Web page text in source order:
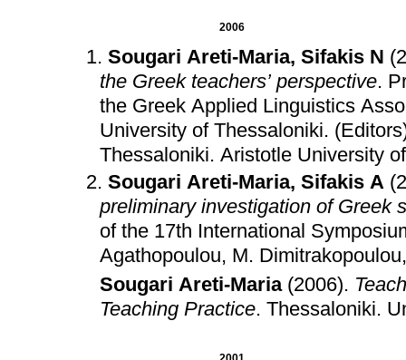
2006
Sougari Areti-Maria, Sifakis N
the Greek teachers’ perspective.
the Greek Applied Linguistics
University of Thessaloniki.
Thessaloniki. Aristotle University
Sougari Areti-Maria, Sifakis A
preliminary investigation of Greek
of the 17th International
Agathopoulou, M.
Sougari Areti-Maria (2006).
Teaching Practice. Thessaloniki.